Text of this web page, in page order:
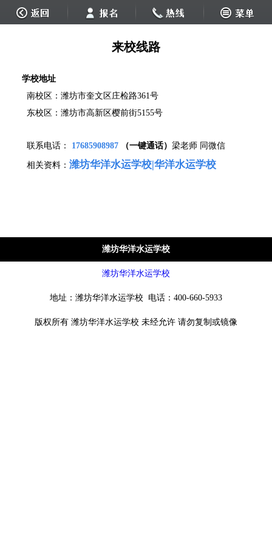
来校线路
学校地址
南校区：潍坊市奎文区庄检路361号
东校区：潍坊市高新区樱前街5155号
联系电话： 17685908987 （一键通话） 梁老师 同微信
相关资料： 潍坊华洋水运学校|华洋水运学校
潍坊华洋水运学校
潍坊华洋水运学校
地址：潍坊华洋水运学校 电话：400-660-5933
版权所有 潍坊华洋水运学校 未经允许 请勿复制或镜像